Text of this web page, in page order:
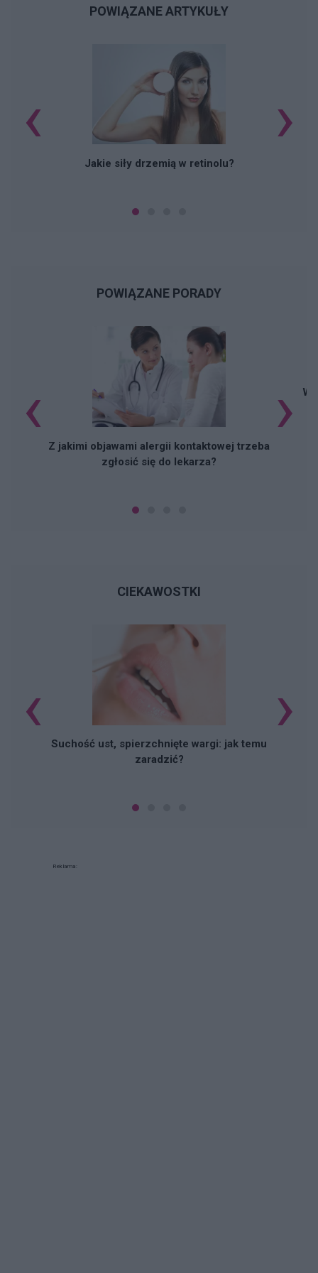
POWIĄZANE ARTYKUŁY
Jakie siły drzemią w retinolu?
‹ ›
POWIĄZANE PORADY
Z jakimi objawami alergii kontaktowej trzeba
zgłosić się do lekarza?
‹ ›
CIEKAWOSTKI
Suchość ust, spierzchnięte wargi: jak temu
zaradzić?
‹ ›
Reklama: